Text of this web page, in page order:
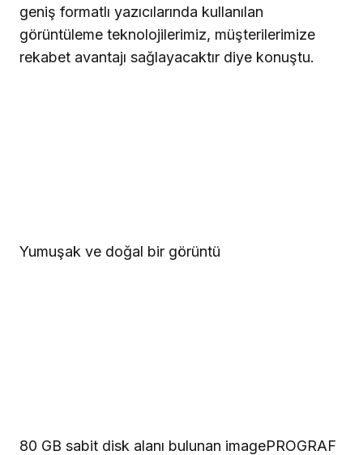
geniş formatlı yazıcılarında kullanılan
görüntüleme teknolojilerimiz, müşterilerimize
rekabet avantajı sağlayacaktır diye konuştu.
Yumuşak ve doğal bir görüntü
80 GB sabit disk alanı bulunan imagePROGRAF